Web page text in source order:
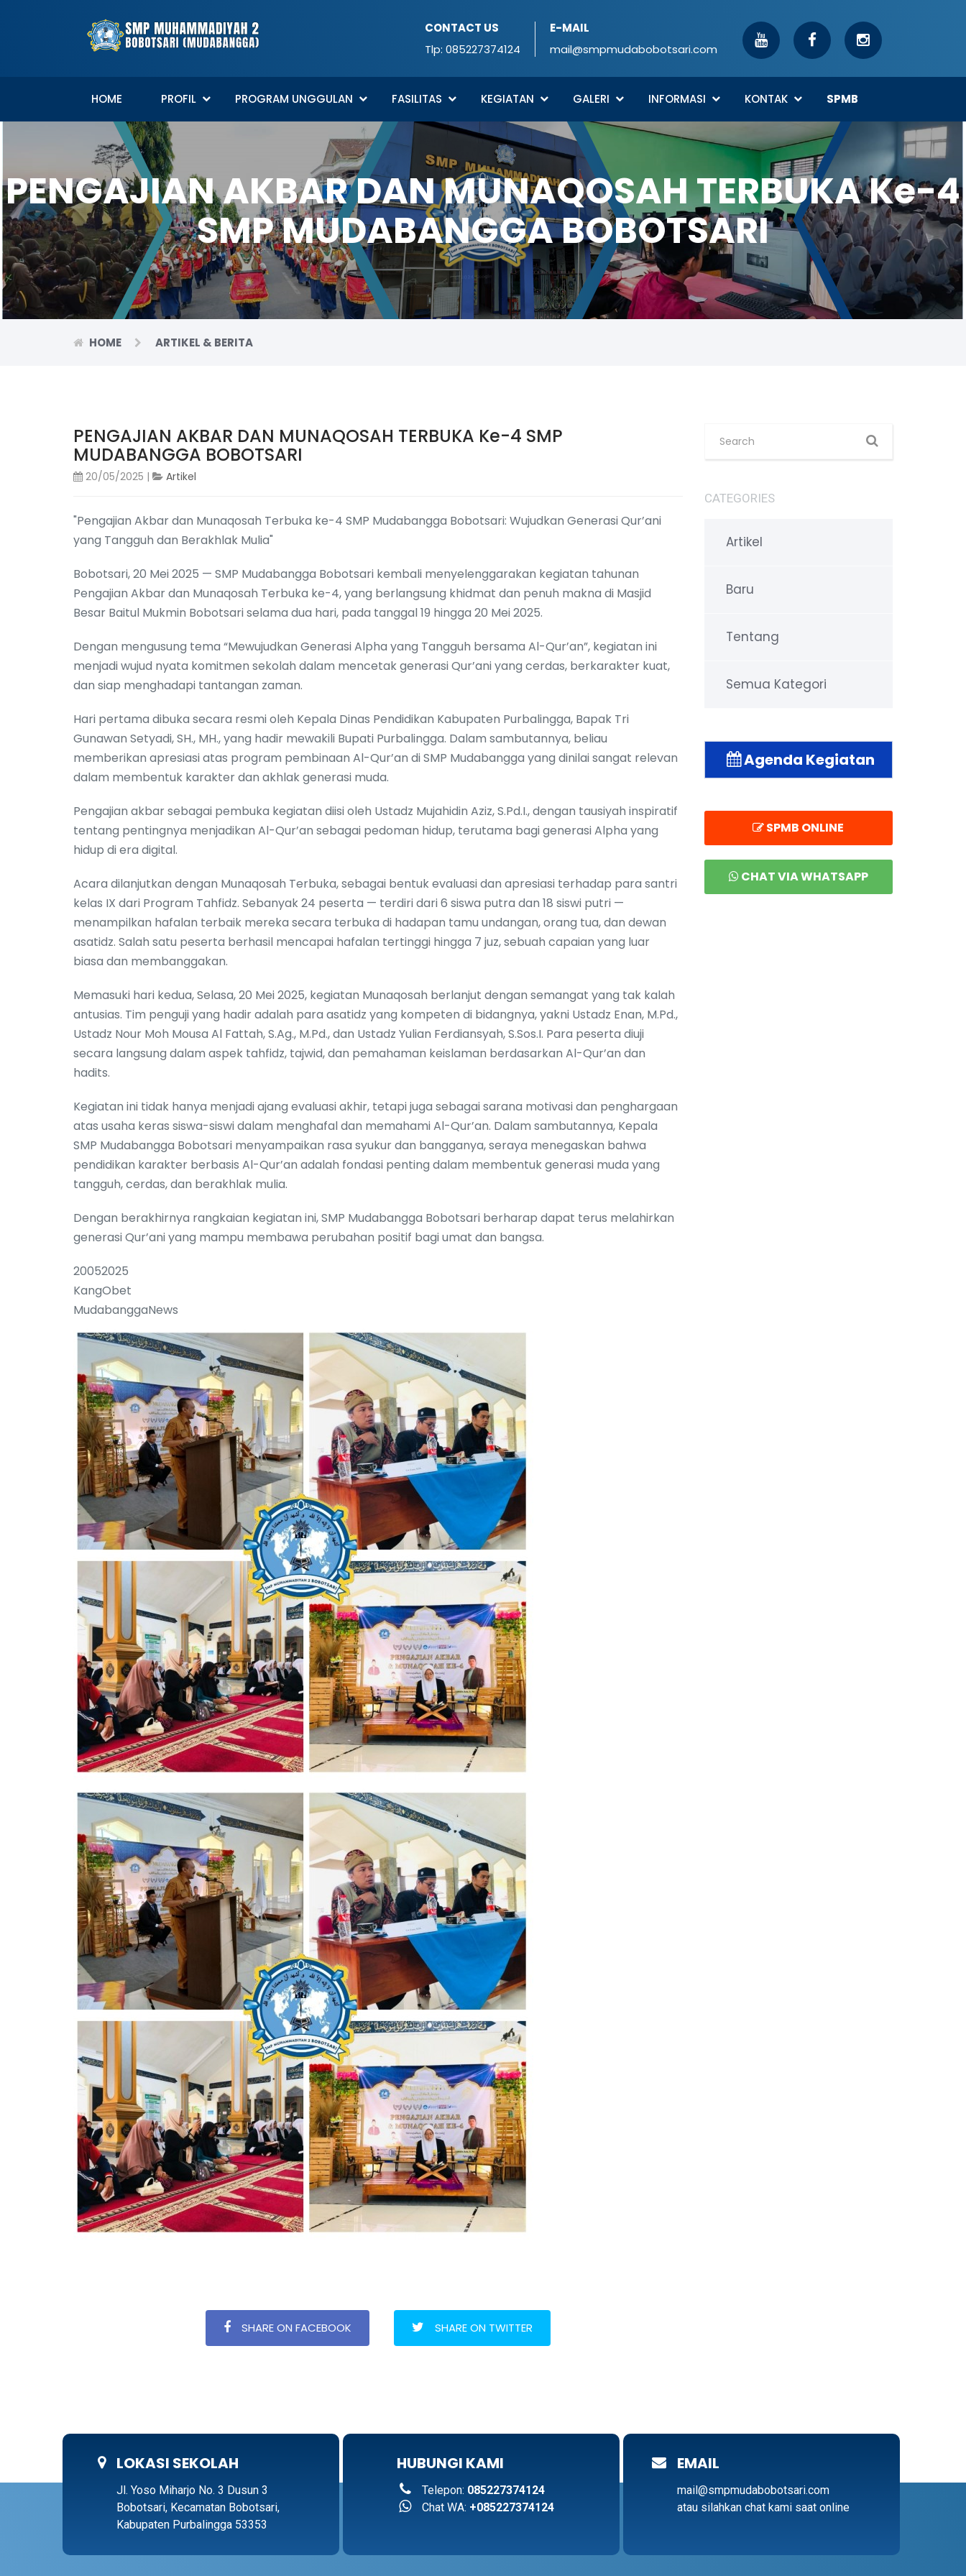
CONTACT US
Tlp: 085227374124
E-MAIL
mail@smpmudabobotsari.com
HOME PROFIL PROGRAM UNGGULAN FASILITAS KEGIATAN GALERI INFORMASI KONTAK SPMB
PENGAJIAN AKBAR DAN MUNAQOSAH TERBUKA Ke-4
SMP MUDABANGGA BOBOTSARI
HOME ARTIKEL & BERITA
PENGAJIAN AKBAR DAN MUNAQOSAH TERBUKA Ke-4 SMP
MUDABANGGA BOBOTSARI
20/05/2025 | Artikel
"Pengajian Akbar dan Munaqosah Terbuka ke-4 SMP Mudabangga Bobotsari: Wujudkan Generasi Qur’ani
yang Tangguh dan Berakhlak Mulia"
Bobotsari, 20 Mei 2025 — SMP Mudabangga Bobotsari kembali menyelenggarakan kegiatan tahunan
Pengajian Akbar dan Munaqosah Terbuka ke-4, yang berlangsung khidmat dan penuh makna di Masjid
Besar Baitul Mukmin Bobotsari selama dua hari, pada tanggal 19 hingga 20 Mei 2025.
Dengan mengusung tema “Mewujudkan Generasi Alpha yang Tangguh bersama Al-Qur’an”, kegiatan ini
menjadi wujud nyata komitmen sekolah dalam mencetak generasi Qur’ani yang cerdas, berkarakter kuat,
dan siap menghadapi tantangan zaman.
Hari pertama dibuka secara resmi oleh Kepala Dinas Pendidikan Kabupaten Purbalingga, Bapak Tri
Gunawan Setyadi, SH., MH., yang hadir mewakili Bupati Purbalingga. Dalam sambutannya, beliau
memberikan apresiasi atas program pembinaan Al-Qur’an di SMP Mudabangga yang dinilai sangat relevan
dalam membentuk karakter dan akhlak generasi muda.
Pengajian akbar sebagai pembuka kegiatan diisi oleh Ustadz Mujahidin Aziz, S.Pd.I., dengan tausiyah inspiratif
tentang pentingnya menjadikan Al-Qur’an sebagai pedoman hidup, terutama bagi generasi Alpha yang
hidup di era digital.
Acara dilanjutkan dengan Munaqosah Terbuka, sebagai bentuk evaluasi dan apresiasi terhadap para santri
kelas IX dari Program Tahfidz. Sebanyak 24 peserta — terdiri dari 6 siswa putra dan 18 siswi putri —
menampilkan hafalan terbaik mereka secara terbuka di hadapan tamu undangan, orang tua, dan dewan
asatidz. Salah satu peserta berhasil mencapai hafalan tertinggi hingga 7 juz, sebuah capaian yang luar
biasa dan membanggakan.
Memasuki hari kedua, Selasa, 20 Mei 2025, kegiatan Munaqosah berlanjut dengan semangat yang tak kalah
antusias. Tim penguji yang hadir adalah para asatidz yang kompeten di bidangnya, yakni Ustadz Enan, M.Pd.,
Ustadz Nour Moh Mousa Al Fattah, S.Ag., M.Pd., dan Ustadz Yulian Ferdiansyah, S.Sos.I. Para peserta diuji
secara langsung dalam aspek tahfidz, tajwid, dan pemahaman keislaman berdasarkan Al-Qur’an dan
hadits.
Kegiatan ini tidak hanya menjadi ajang evaluasi akhir, tetapi juga sebagai sarana motivasi dan penghargaan
atas usaha keras siswa-siswi dalam menghafal dan memahami Al-Qur’an. Dalam sambutannya, Kepala
SMP Mudabangga Bobotsari menyampaikan rasa syukur dan bangganya, seraya menegaskan bahwa
pendidikan karakter berbasis Al-Qur’an adalah fondasi penting dalam membentuk generasi muda yang
tangguh, cerdas, dan berakhlak mulia.
Dengan berakhirnya rangkaian kegiatan ini, SMP Mudabangga Bobotsari berharap dapat terus melahirkan
generasi Qur’ani yang mampu membawa perubahan positif bagi umat dan bangsa.
20052025
KangObet
MudabanggaNews
SHARE ON FACEBOOK SHARE ON TWITTER
CATEGORIES
Artikel
Baru
Tentang
Semua Kategori
Agenda Kegiatan
SPMB ONLINE
CHAT VIA WHATSAPP
LOKASI SEKOLAH
Jl. Yoso Miharjo No. 3 Dusun 3
Bobotsari, Kecamatan Bobotsari,
Kabupaten Purbalingga 53353
HUBUNGI KAMI
Telepon: 085227374124
Chat WA: +085227374124
EMAIL
mail@smpmudabobotsari.com
atau silahkan chat kami saat online